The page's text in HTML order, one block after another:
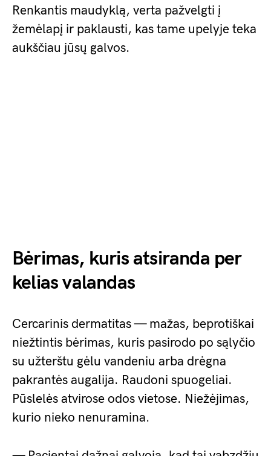
Renkantis maudyklą, verta pažvelgti į
žemėlapį ir paklausti, kas tame upelyje teka
aukščiau jūsų galvos.
Bėrimas, kuris atsiranda per
kelias valandas
Cercarinis dermatitas — mažas, beprotiškai
niežtintis bėrimas, kuris pasirodo po sąlyčio
su užterštu gėlu vandeniu arba drėgna
pakrantės augalija. Raudoni spuogeliai.
Pūslelės atvirose odos vietose. Niežėjimas,
kurio nieko nenuramina.